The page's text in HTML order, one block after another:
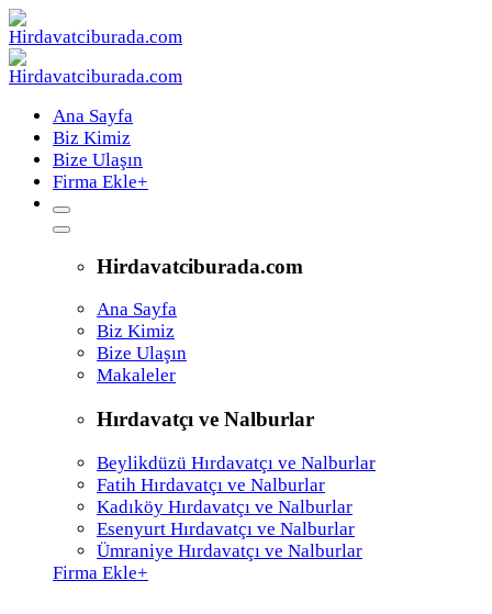
Ana Sayfa
Biz Kimiz
Bize Ulaşın
Firma Ekle+
Hirdavatciburada.com
Ana Sayfa
Biz Kimiz
Bize Ulaşın
Makaleler
Hırdavatçı ve Nalburlar
Beylikdüzü Hırdavatçı ve Nalburlar
Fatih Hırdavatçı ve Nalburlar
Kadıköy Hırdavatçı ve Nalburlar
Esenyurt Hırdavatçı ve Nalburlar
Ümraniye Hırdavatçı ve Nalburlar
Firma Ekle+